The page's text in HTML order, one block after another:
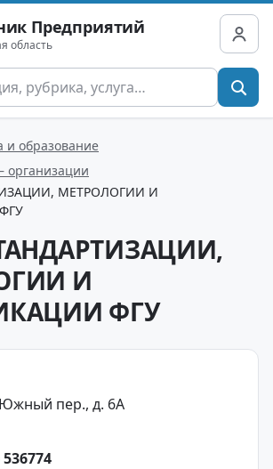
Предприятий
область
и образование
организации
МЕТРОЛОГИИ И
И
ФГУ
Южный пер., д. 6А
536774